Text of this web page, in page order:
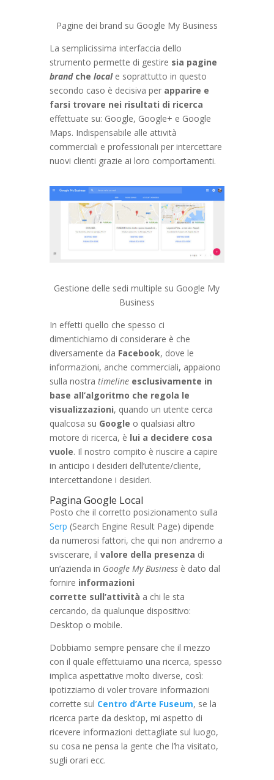
Pagine dei brand su Google My Business
La semplicissima interfaccia dello
strumento permette di gestire sia pagine
brandche local e soprattutto in questo
secondo caso è decisiva per apparire e
farsi trovare nei risultati di ricerca
effettuate su: Google, Google+ e Google
Maps. Indispensabile alle attività
commerciali e professionali per intercettare
nuovi clienti grazie ai loro comportamenti.
Gestione delle sedi multiple su Google My
Business
In effetti quello che spesso ci
dimentichiamo di considerare è che
diversamente da Facebook, dove le
informazioni, anche commerciali, appaiono
sulla nostra timelineesclusivamente in
base all’algoritmo che regola le
visualizzazioni, quando un utente cerca
qualcosa su Google o qualsiasi altro
motore di ricerca, è lui a decidere cosa
vuole. Il nostro compito è riuscire a capire
in anticipo i desideri dell’utente/cliente,
intercettandone i desideri.
Pagina Google Local
Posto che il corretto posizionamento sulla
Serp (Search Engine Result Page) dipende
da numerosi fattori, che qui non andremo a
sviscerare, il valore della presenza di
un’azienda in Google My Businessè dato dal
fornire informazioni
corrette sull’attività a chi le sta
cercando, da qualunque dispositivo:
Desktop o mobile.
Dobbiamo sempre pensare che il mezzo
con il quale effettuiamo una ricerca, spesso
implica aspettative molto diverse, così:
ipotizziamo di voler trovare informazioni
corrette sul Centro d’Arte Fuseum, se la
ricerca parte da desktop, mi aspetto di
ricevere informazioni dettagliate sul luogo,
su cosa ne pensa la gente che l’ha visitato,
sugli orari ecc.